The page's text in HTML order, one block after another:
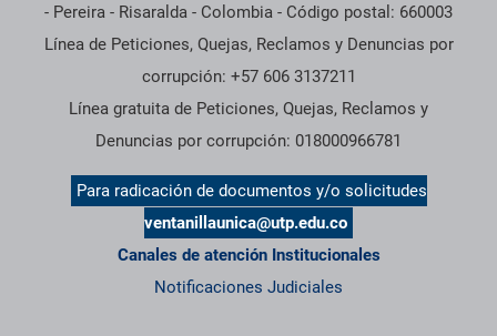
- Pereira - Risaralda - Colombia - Código postal: 660003
Línea de Peticiones, Quejas, Reclamos y Denuncias por
corrupción: +57 606 3137211
Línea gratuita de Peticiones, Quejas, Reclamos y
Denuncias por corrupción: 018000966781
Para radicación de documentos y/o solicitudes
ventanillaunica@utp.edu.co
Canales de atención Institucionales
Notificaciones Judiciales